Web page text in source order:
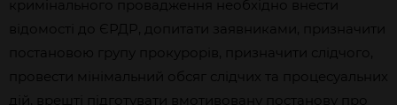
кримінального провадження необхідно внести
відомості до ЄРДР, допитати заявниками, призначити
постановою групу прокурорів, призначити слідчого,
провести мінімальний обсяг слідчих та процесуальних
дій, врешті підготувати вмотивовану постанову про